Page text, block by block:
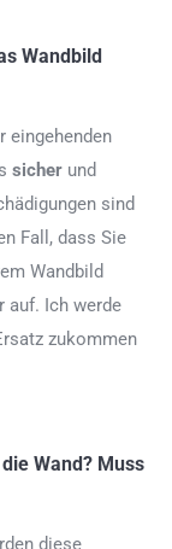
Wandbild
eingehenden
sicher und
sind
Fall, dass Sie
Wandbild
auf. Ich werde
zukommen
Wand? Muss